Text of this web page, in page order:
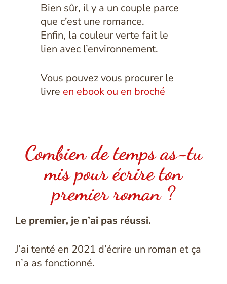
Bien sûr, il y a un couple parce
que c’est une romance.
Enfin, la couleur verte fait le
lien avec l’environnement.
Vous pouvez vous procurer le
livre en ebook ou en broché
Combien de temps as-tu
mis pour écrire ton
premier roman ?
Le premier, je n’ai pas réussi.
J’ai tenté en 2021 d’écrire un roman et ça
n’a as fonctionné.